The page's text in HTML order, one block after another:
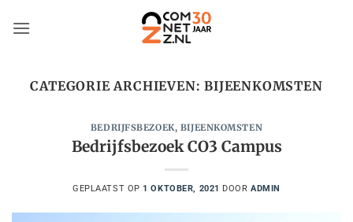
naar
CATEGORIE ARCHIEVEN:BIJEENKOMSTEN
BEDRIJFSBEZOEK, BIJEENKOMSTEN
Bedrijfsbezoek CO3 Campus
GEPLAATST OP 1 OKTOBER, 2021 DOORADMIN